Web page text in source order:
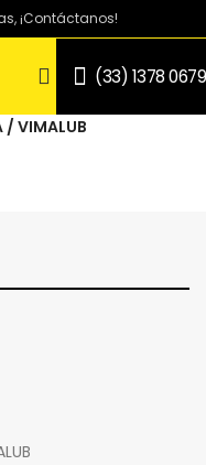
¡Contáctanos!
(33) 1378 0679
/ VIMALUB